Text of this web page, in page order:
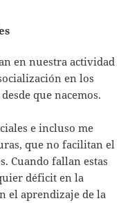
en nuestra actividad
en los
que nacemos.
e incluso me
que no facilitan el
Cuando fallan estas
déficit en la
el aprendizaje de la